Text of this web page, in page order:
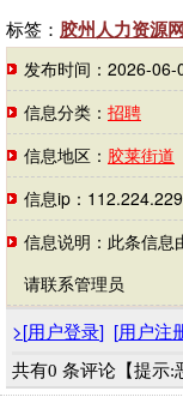
标签： 胶州人力资源网
发布时间：2026-
信息分类： 招聘
信息地区： 胶莱街道
信息ip：
信息说明：此条信息
请联系管理员
>[用户登录] [用户注
共有0 条评论【提示: